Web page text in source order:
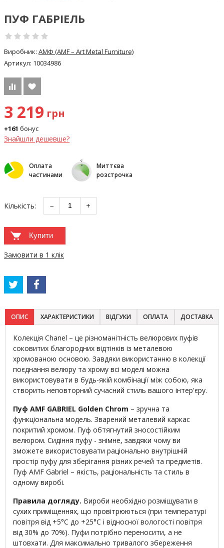
ПУФ ГАБРІЕЛЬ
Виробник: АМФ (AMF – Art Metal Furniture)
Артикул: 10034986
3 219 грн
+161 бонус
Знайшли дешевше?
Оплата
частинами
Миттєва
розстрочка
Кількість: − +
Купити
Замовити в 1 клік
ОПИС ХАРАКТЕРИСТИКИ ВІДГУКИ ОПЛАТА ДОСТАВКА
Колекція Chanel – це різноманітність велюрових пуфів
соковитих благородних відтінків із металевою
хромованою основою. Завдяки використанню в колекції
поєднання велюру та хрому всі моделі можна
використовувати в будь-якій комбінації між собою, яка
створить неповторний сучасний стиль вашого інтер'єру.
Пуф AMF GABRIEL Golden Chrom – зручна та
функціональна модель. Зварений металевий каркас
покритий хромом. Пуф обтягнутий зносостійким
велюром. Сидіння пуфу - знімне, завдяки чому ви
зможете використовувати раціонально внутрішній
простір пуфу для зберігання різних речей та предметів.
Пуф AMF Gabriel – якість, раціональність та стиль в
одному виробі.
Правила догляду. Вироби необхідно розміщувати в
сухих приміщеннях, що провітрюються (при температурі
повітря від +5°C до +25°C і відносної вологості повітря
від 30% до 70%). Пуфи потрібно переносити, а не
штовхати. Для максимально тривалого збереження